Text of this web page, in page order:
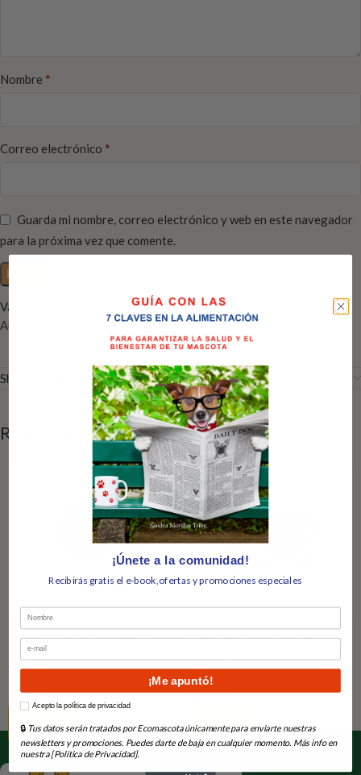
Valoraciones
Aún no hay reseñas
Nombre *
Correo electrónico *
Guarda mi nombre, correo electrónico y web en este navegador
para la próxima vez que comente.
Shipping & Delivery
RELATED PRODUCTS
XS 3m
En Stock
Añadir Al Carrito
En Stock
Añadir Al Carrito
¡Únete a la comunidad!
Recibirás gratis el e-book,ofertas y promociones especiales
Nombre
Email
¡Me apuntó!
How would you like to hear from us?
Acepto la política de privacidad
🔒 Tus datos serán tratados por Ecomascota únicamente para enviarte nuestras
newsletters y promociones. Puedes darte de baja en cualquier momento. Más info en
nuestra [Política de Privacidad].